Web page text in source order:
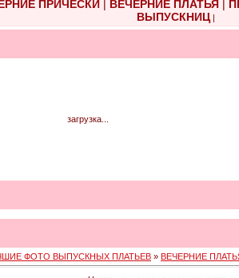
ПРИЧЕСКИ| ВЕЧЕРНИЕ ПЛАТЬЯ|
ВЫПУСКНИЦ |
загрузка...
ФОТО ВЫПУСКНЫХ ПЛАТЬЕВ » ВЕЧЕРНИЕ